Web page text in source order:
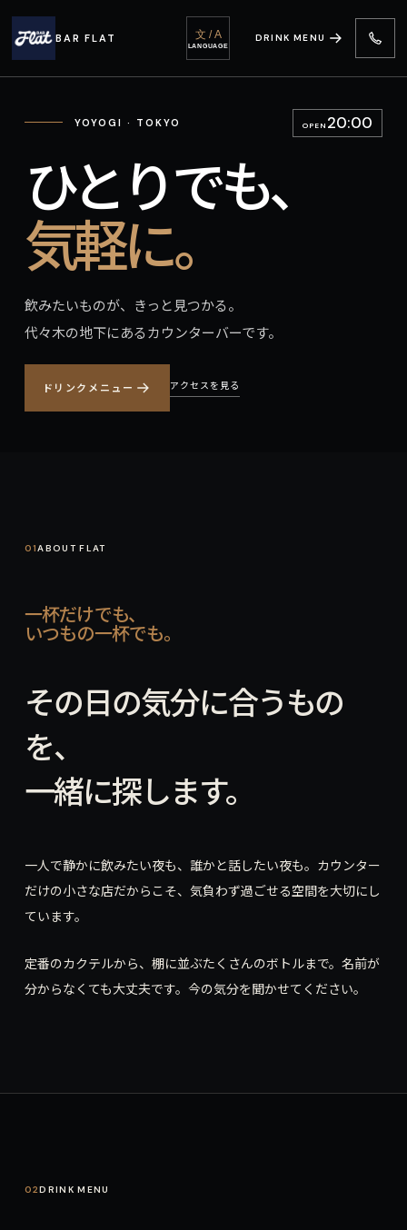
BAR FLAT DRINK MENU
文 / A
LANGUAGE
YOYOGI · TOKYO OPEN 20:00
ひとりでも、
気軽に。
飲みたいものが、きっと見つかる。
代々木の地下にあるカウンターバーです。
ドリンクメニュー アクセスを見る
01ABOUT FLAT
一杯だけでも、
いつもの一杯でも。
その日の気分に合うもの
を、
一緒に探します。
一人で静かに飲みたい夜も、誰かと話したい夜も。カウンター
だけの小さな店だからこそ、気負わず過ごせる空間を大切にし
ています。
定番のカクテルから、棚に並ぶたくさんのボトルまで。名前が
分からなくても大丈夫です。今の気分を聞かせてください。
02DRINK MENU